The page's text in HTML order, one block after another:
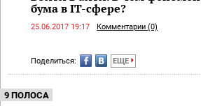
бума в IT-сфере?
25.06.2017 19:17 Комментарии (0)
Поделиться: ЕЩЕ
9 ПОЛОСА